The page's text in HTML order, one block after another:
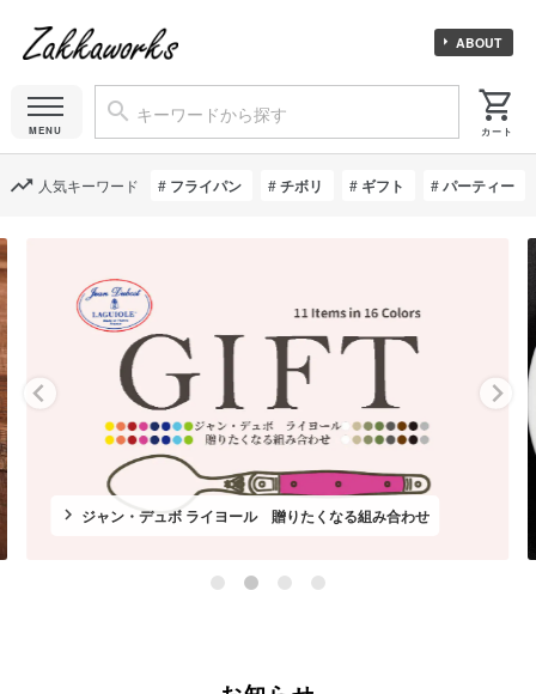
ABOUT
人気キーワード フライパン チボリ ギフト パーティー
ジャン・デュボ ライヨール 贈りたくなる組み合わせ